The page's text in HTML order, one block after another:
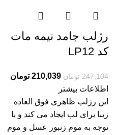
رژلب جامد نیمه مات
کد LP12
247,104 تومان 210,039 تومان
اطلاعات بیشتر
این رژلب ظاهری فوق العاده
زیبا برای لب ایجاد می کند و با
توجه به موم زنبور عسل و موم